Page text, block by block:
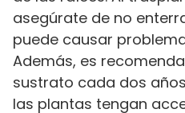
asegúrate de no
puede causar
Además, es
sustrato cada dos
las plantas tengan